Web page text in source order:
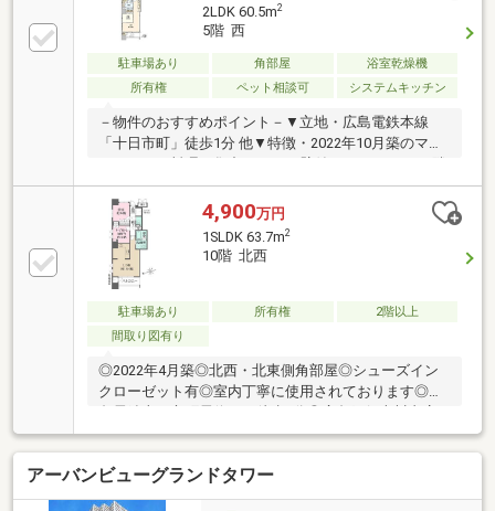
2LDK 60.5m2
5階 西
駐車場あり 角部屋
浴室乾燥機
所有権
ペット相談可 システムキッチン
－物件のおすすめポイント－▼立地・広島電鉄本線
「十日市町」徒歩1分 他▼特徴・2022年10月築のマン
接する洋室は一体利用も可能・キッチン背面に洗面室
があり、家事動線良好・ウォークスルークローゼッ
ト・SIC有・ペット飼育可能(規約制限有)▼設備・食洗
機・浴室乾燥機・宅配ボックス▼周辺環境・ユアーズ
十日市店 徒歩2分(約130m)※専有面積(60.5平米)は防災
備蓄倉庫(1.78平米)を含みます■ ご希望の住まい探しを
お手伝いします ━━━━━・・・物件の詳細・ご相談
はお気軽にお問い合わせください。
4,900万円
1SLDK 63.7m2
10階 北西
駐車場あり 所有権
2階以上
間取り図有り
◎2022年4月築◎北西・北東側角部屋◎シューズイン
クローゼット有◎室内丁寧に使用されております◎広
まで徒歩1分◎ユアーズ十日市店まで徒歩3分
アーバンビューグランドタワー